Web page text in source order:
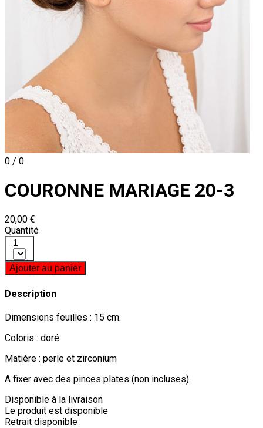
0 / 0
COURONNE MARIAGE 20-3
20,00 €
Quantité
1
Ajouter au panier
Description
Dimensions feuilles : 15 cm.
Coloris : doré
Matière : perle et zirconium
A fixer avec des pinces plates (non incluses).
Disponible à la livraison
Le produit est disponible
Retrait disponible